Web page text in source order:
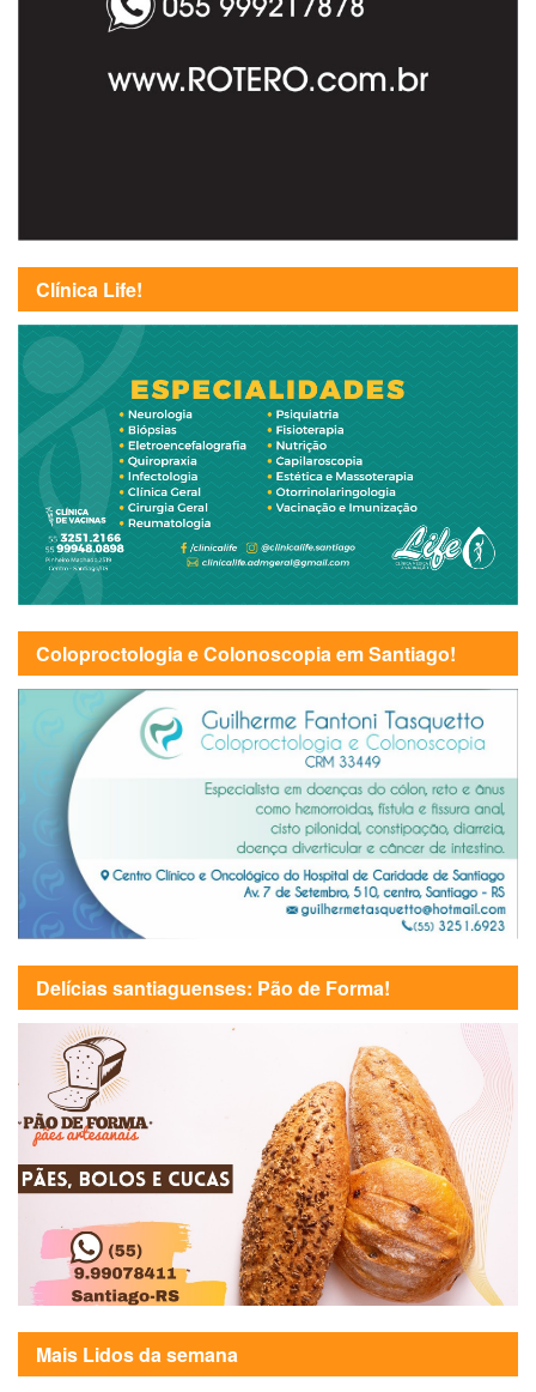
Clínica Life!
Coloproctologia e Colonoscopia em Santiago!
Delícias santiaguenses: Pão de Forma!
Mais Lidos da semana